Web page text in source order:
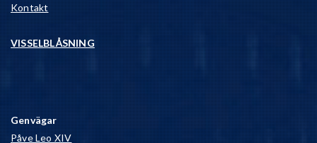
Kontakt
VISSELBLÅSNING
Genvägar
Påve Leo XIV